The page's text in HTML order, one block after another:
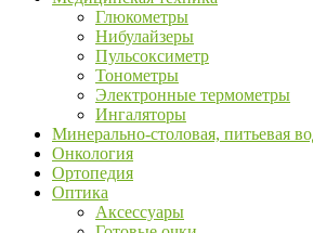
Глюкометры
Нибулайзеры
Пульсоксиметр
Тонометры
Электронные термометры
Ингаляторы
Минерально-столовая, питьевая
Онкология
Ортопедия
Оптика
Аксессуары